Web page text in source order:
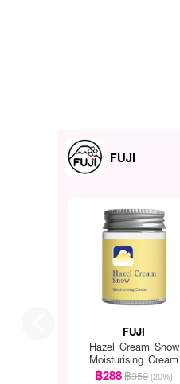
FUJI
FUJI
Hazel Cream Snow
Moisturising Cream
฿288฿359 (20%)